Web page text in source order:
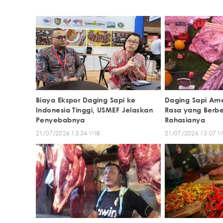
Biaya Ekspor Daging Sapi ke
Indonesia Tinggi, USMEF Jelaskan
Penyebabnya
21/07/2026 13:34 WIB
Daging Sapi
Rasa yang
Rahasianya
21/07/2026 13:07